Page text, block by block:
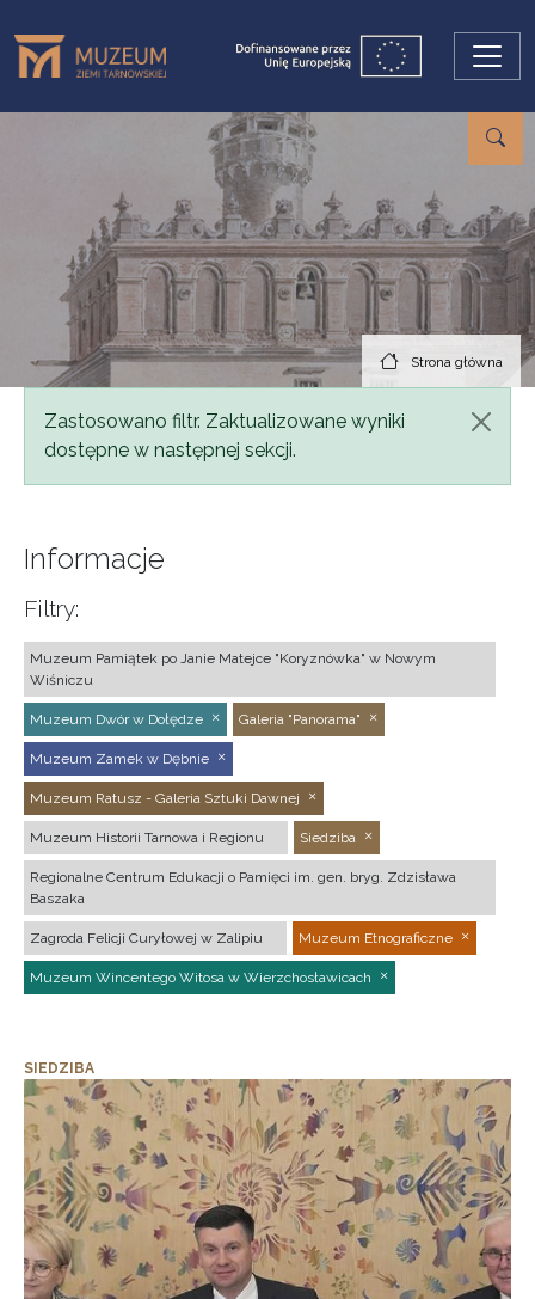
Strona główna
Komunikat
Zastosowano filtr. Zaktualizowane wyniki
dostępne w następnej sekcji.
Informacje
Filtry:
Muzeum Pamiątek po Janie Matejce "Koryznówka" w Nowym
Wiśniczu
Muzeum Dwór w Dołędze Galeria "Panorama"
Muzeum Zamek w Dębnie
Muzeum Ratusz - Galeria Sztuki Dawnej
Muzeum Historii Tarnowa i Regionu Siedziba
Regionalne Centrum Edukacji o Pamięci im. gen. bryg. Zdzisława
Baszaka
Zagroda Felicji Curyłowej w Zalipiu Muzeum Etnograficzne
Muzeum Wincentego Witosa w Wierzchosławicach
SIEDZIBA